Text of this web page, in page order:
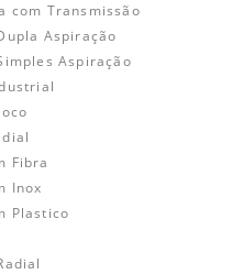
com Transmissão
Aspiração
Aspiração
Fibra
Inox
Plastico